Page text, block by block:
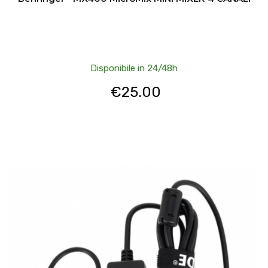
Disponibile in 24/48h
€25.00